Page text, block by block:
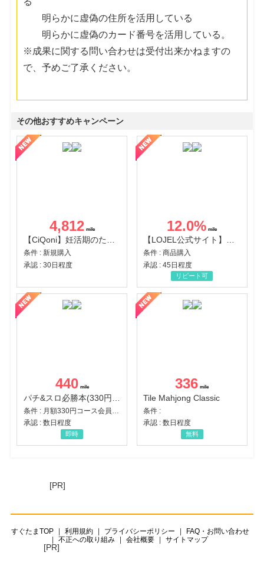
明らかに虚偽の住所を活用している
明らかに虚偽のカード番号を活用している。
※成果に関する問い合わせは受付出来かねますの
で、予めご了承ください。
その他おすすめキャンペーン
4,812
【CiQoni】妊活期のための葉酸サプリ
条件 : 新規購入
承認 : 30日程度
12.0%
【LOJEL公式サイト】スーツケース・バッグ
条件 : 商品購入
承認 : 45日程度
リピート可
440
承認 : 数日程度
即時
336
Tile Mahjong Classic
条件 :
承認 : 数日程度
無料
[PR]
すぐたまTOP 利用規約 プライバシーポリシー
FAQ・お問い合わせ
不正への取り組み
会社概要 サイトマップ
[PR]